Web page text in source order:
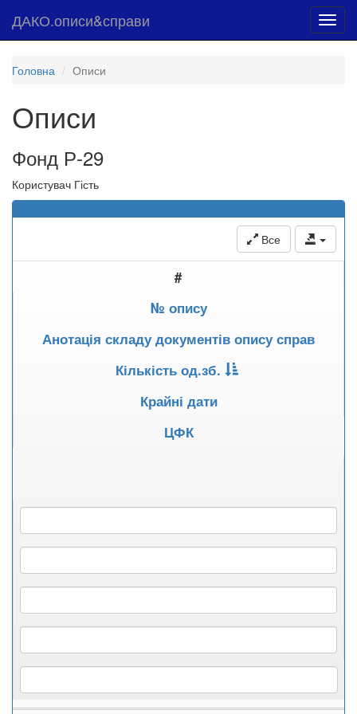
ДАКО.описи&справи
Головна Описи
Описи
Фонд Р-29
Користувач Гість
Все
#
№ опису
Анотація складу документів опису справ
Кількість од.зб.
Крайні дати
ЦФК